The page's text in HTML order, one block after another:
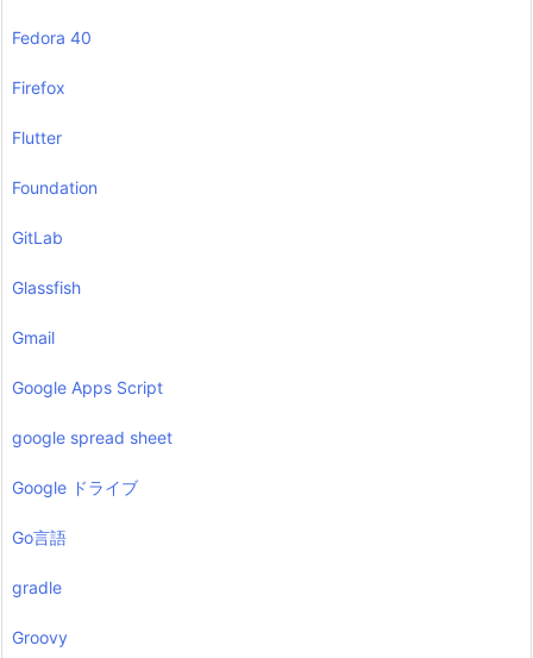
Fedora 40
Firefox
Flutter
Foundation
GitLab
Glassfish
Gmail
Google Apps Script
google spread sheet
Google ドライブ
Go言語
gradle
Groovy